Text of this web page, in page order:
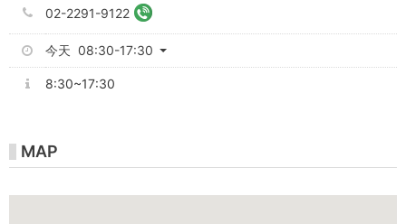
02-2291-9122
今天 08:30-17:30
8:30~17:30
MAP